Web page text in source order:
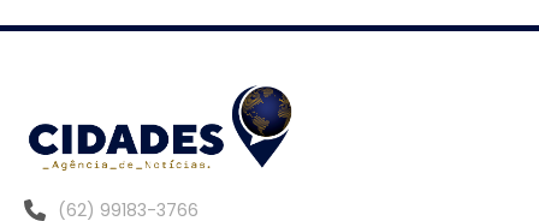
(62) 99183-3766